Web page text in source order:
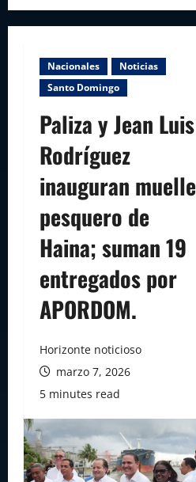
Nacionales
Noticias
Santo Domingo
Paliza y Jean Luis
Rodríguez
inauguran muelle
pesquero de
Haina; suman 19
entregados por
APORDOM.
Horizonte noticioso
marzo 7, 2026
5 minutes read